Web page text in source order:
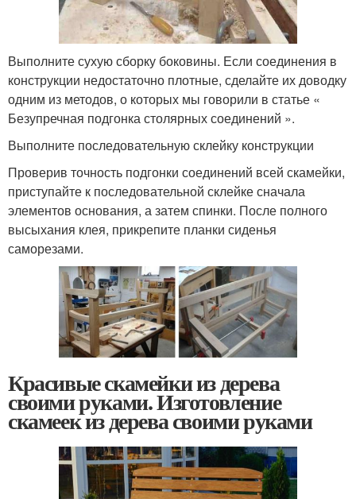
Выполните сухую сборку боковины. Если соединения в
конструкции недостаточно плотные, сделайте их доводку
одним из методов, о которых мы говорили в статье «
Безупречная подгонка столярных соединений ».
Выполните последовательную склейку конструкции
Проверив точность подгонки соединений всей скамейки,
приступайте к последовательной склейке сначала
элементов основания, а затем спинки. После полного
высыхания клея, прикрепите планки сиденья
саморезами.
Красивые скамейки из дерева
своими руками. Изготовление
скамеек из дерева своими руками